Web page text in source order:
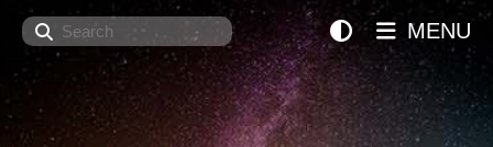
Search MENU